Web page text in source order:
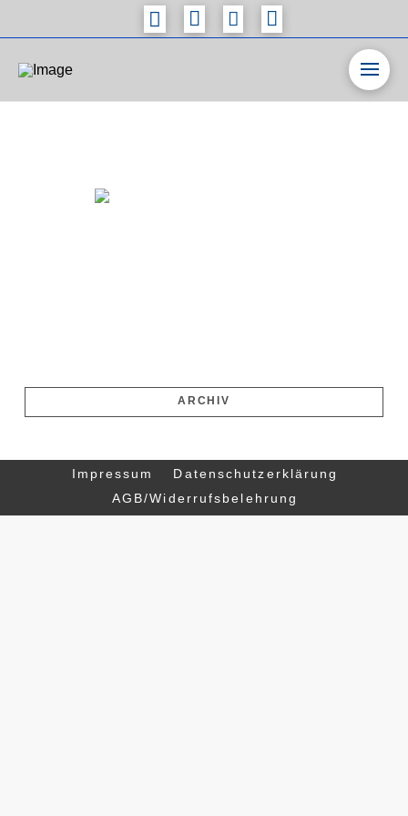
ARCHIV
Impressum
Datenschutzerklärung
AGB/Widerrufsbelehrung